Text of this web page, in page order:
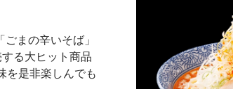
まの辛いそば」
る大ヒット商品
を是非楽しんでも